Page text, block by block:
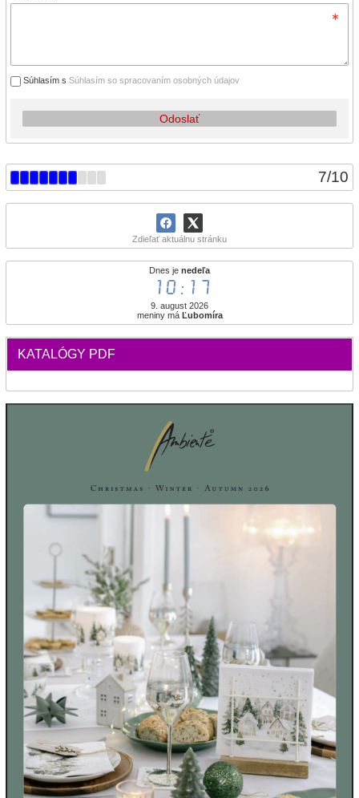
7/10
Zdieľať aktuálnu stránku
Dnes je nedeľa
10:18
9. august 2026
meniny má Ľubomíra
KATALÓGY PDF
Súhlasím s Súhlasím so spracovaním osobných údajov
Odoslať